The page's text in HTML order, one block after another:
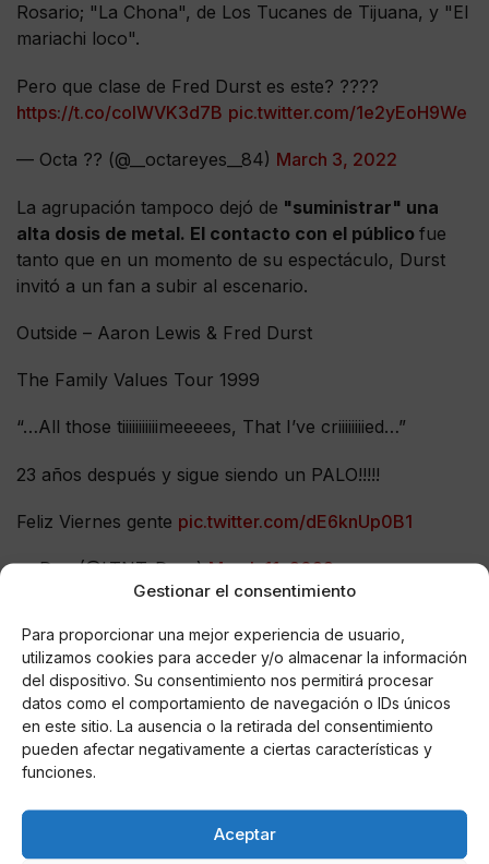
Gestionar el consentimiento
Para proporcionar una mejor experiencia de usuario,
utilizamos cookies para acceder y/o almacenar la información
del dispositivo. Su consentimiento nos permitirá procesar
datos como el comportamiento de navegación o IDs únicos
en este sitio. La ausencia o la retirada del consentimiento
pueden afectar negativamente a ciertas características y
funciones.
Aceptar
Rosario; "La Chona", de Los Tucanes de Tijuana, y "El
mariachi loco".
Pero que clase de Fred Durst es este? ??‍??
https://t.co/coIWVK3d7B pic.twitter.com/1e2yEoH9We
— Octa ?? (@__octareyes__84) March 3, 2022
La agrupación tampoco dejó de "suministrar" una
alta dosis de metal. El contacto con el público fue
tanto que en un momento de su espectáculo, Durst
invitó a un fan a subir al escenario.
Outside – Aaron Lewis & Fred Durst
The Family Values Tour 1999
“…All those tiiiiiiiiiiimeeeees, That I’ve criiiiiiiied…”
23 años después y sigue siendo un PALO!!!!!
Feliz Viernes gente pic.twitter.com/dE6knUp0B1
— Dan (@LTNT_Dan_)March 11, 2022
emocionado: gritaba con euforia, abrazaba al
vocalista de Limp Bizkit y seguía sin poderlo creer.
Me da 20 litros de la roja por fa… A la máuser es el de
Limp Bizkit@sopitas @eldeforma #ViveLatino
#ViveLatino2022
— Ñero Tuitero (@ElMeroTuitero)